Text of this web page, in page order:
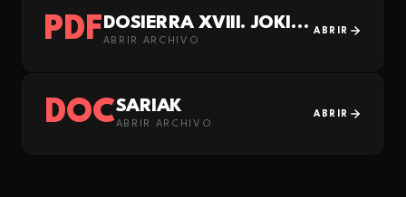
PDF DOSIERRA XVIII. JOKIN ORMAETXEA MARTITTEKO IGOERA
ABRIR ARCHIVO
ABRIR
DOCSARIAK
ABRIR ARCHIVO
ABRIR